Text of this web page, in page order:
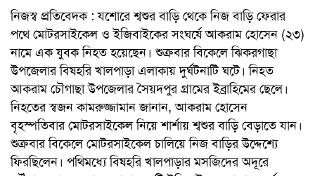
নিজস্ব প্রতিবেদক : যশোরে শ্বশুর বাড়ি থেকে নিজ বাড়ি ফেরার
পথে মোটরসাইকেল ও ইজিবাইকের সংঘর্ষে আকরাম হোসেন (২৩)
নামে এক যুবক নিহত হয়েছেন। শুক্রবার বিকেলে ঝিকরগাছা
উপজেলার বিষহরি খালপাড়া এলাকায় দুর্ঘটনাটি ঘটে। নিহত
আকরাম চৌগাছা উপজেলার সৈয়দপুর গ্রামের ইব্রাহিমের ছেলে।
নিহতের স্বজন কামরুজ্জামান জানান, আকরাম হোসেন
বৃহস্পতিবার মোটরসাইকেল নিয়ে শার্শায় শ্বশুর বাড়ি বেড়াতে যান।
শুক্রবার বিকেলে মোটরসাইকেল চালিয়ে নিজ বাড়ির উদ্দেশ্যে
ফিরছিলেন। পথিমধ্যে বিষহরি খালপাড়ার মসজিদের অদূরে